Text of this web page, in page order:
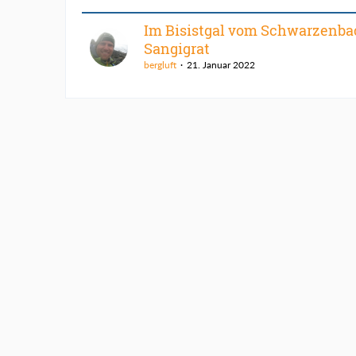
Im Bisistgal vom
Sangigrat
bergluft 21. Januar 2022